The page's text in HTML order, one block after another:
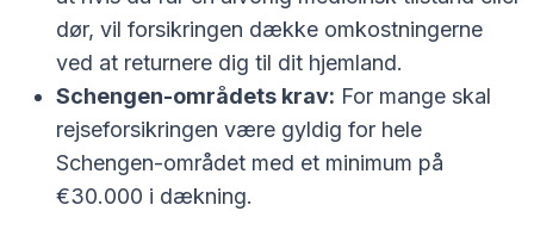
dør, vil forsikringen dække omkostningerne
ved at returnere dig til dit hjemland.
Schengen-områdets krav: For mange skal
rejseforsikringen være gyldig for hele
Schengen-området med et minimum på
€30.000 i dækning.